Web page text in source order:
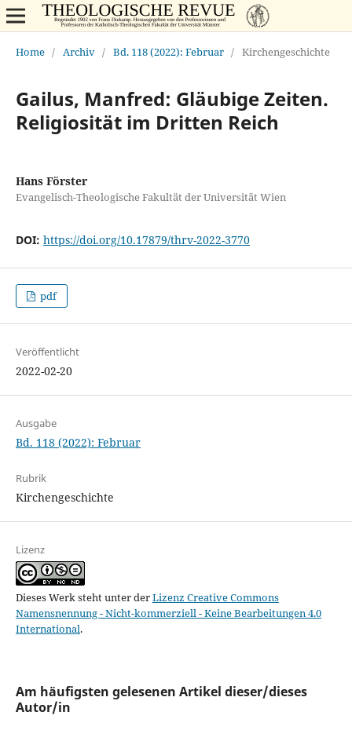
Home / Archiv / Bd. 118 (2022): Februar / Kirchengeschichte
Gailus, Manfred: Gläubige Zeiten.
Religiosität im Dritten Reich
Hans Förster
Evangelisch-Theologische Fakultät der Universität Wien
DOI: https://doi.org/10.17879/thrv-2022-3770
pdf
Veröffentlicht
2022-02-20
Ausgabe
Bd. 118 (2022): Februar
Rubrik
Kirchengeschichte
Lizenz
Dieses Werk steht unter derLizenz Creative Commons
Namensnennung - Nicht-kommerziell - Keine Bearbeitungen 4.0
International.
Am häufigsten gelesenen Artikel dieser/dieses
Autor/in